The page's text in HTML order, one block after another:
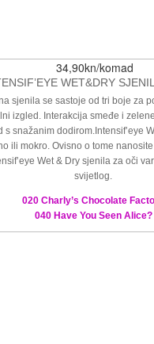
34,90kn/komad
WET&DRY
sjenila se sastoje od tri boje za
izgled. Interakcija smeđe i
s snažanim dodirom.Intensif’eye
ili mokro. Ovisno o tome
Wet & Dry sjenila za oči
svijetlog.
020 Charly’s Chocolate
040 Have You Seen Alice?